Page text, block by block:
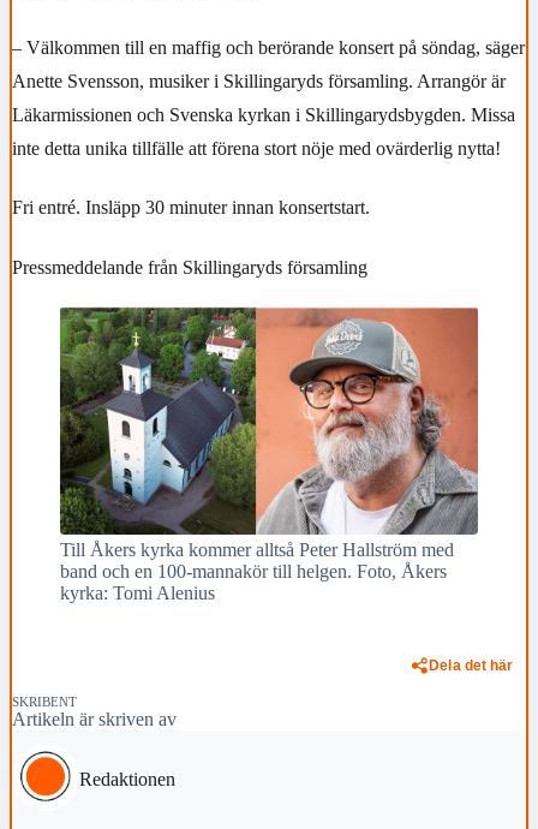
– Välkommen till en maffig och berörande konsert på söndag, säger
Anette Svensson, musiker i Skillingaryds församling. Arrangör är
Läkarmissionen och Svenska kyrkan i Skillingarydsbygden. Missa
inte detta unika tillfälle att förena stort nöje med ovärderlig nytta!
Fri entré. Insläpp 30 minuter innan konsertstart.
Pressmeddelande från Skillingaryds församling
Till Åkers kyrka kommer alltså Peter Hallström med
band och en 100-mannakör till helgen. Foto, Åkers
kyrka: Tomi Alenius
Dela det här
SKRIBENT
Artikeln är skriven av
Redaktionen